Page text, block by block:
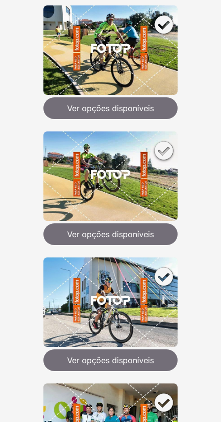
Ver opções disponíveis
Ver opções disponíveis
Ver opções disponíveis